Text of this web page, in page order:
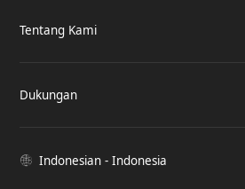
Tentang Kami
Dukungan
Indonesian - Indonesia